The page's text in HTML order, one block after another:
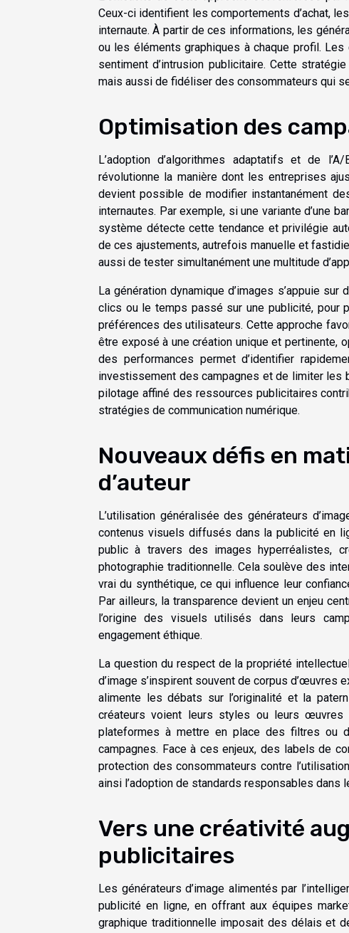
Ceux-ci identifient les comportements d’achat,
internaute. À partir de ces informations, les
ou les éléments graphiques à chaque profil.
sentiment d’intrusion publicitaire. Cette
mais aussi de fidéliser des consommateurs qui
Optimisation des
L’adoption d’algorithmes adaptatifs et de
révolutionne la manière dont les entreprises
devient possible de modifier instantanément
internautes. Par exemple, si une variante d’une
système détecte cette tendance et privilégie
de ces ajustements, autrefois manuelle et
aussi de tester simultanément une multitude
La génération dynamique d’images s’appuie
clics ou le temps passé sur une publicité, pour
préférences des utilisateurs. Cette approche
être exposé à une création unique et pertinente,
des performances permet d’identifier
investissement des campagnes et de limiter les
pilotage affiné des ressources publicitaires
stratégies de communication numérique.
Nouveaux défis en
d’auteur
L’utilisation généralisée des générateurs
contenus visuels diffusés dans la publicité en
public à travers des images hyperréalistes,
photographie traditionnelle. Cela soulève des
vrai du synthétique, ce qui influence leur
Par ailleurs, la transparence devient un enjeu
l’origine des visuels utilisés dans leurs
engagement éthique.
La question du respect de la propriété
d’image s’inspirent souvent de corpus d’œuvres
alimente les débats sur l’originalité et la
créateurs voient leurs styles ou leurs
plateformes à mettre en place des filtres ou
campagnes. Face à ces enjeux, des labels de
protection des consommateurs contre
ainsi l’adoption de standards responsables dans
Vers une créativité
publicitaires
Les générateurs d’image alimentés par
publicité en ligne, en offrant aux équipes
graphique traditionnelle imposait des délais et